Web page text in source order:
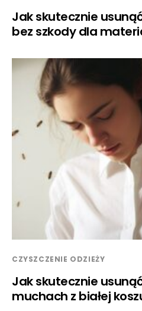
Jak skutecznie
bez szkody dla
CZYSZCZENIE ODZIEŻY
Jak skutecznie
muchach z białej